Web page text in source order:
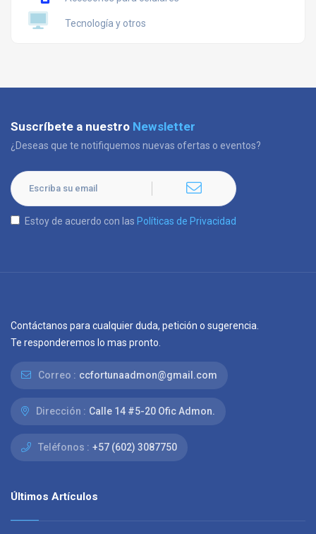
Tecnología y otros
Suscríbete a nuestro Newsletter
¿Deseas que te notifiquemos nuevas ofertas o eventos?
Estoy de acuerdo con las Políticas de Privacidad
Contáctanos para cualquier duda, petición o sugerencia.
Te responderemos lo mas pronto.
Correo : ccfortunaadmon@gmail.com
Dirección : Calle 14 #5-20 Ofic Admon.
Teléfonos : +57 (602) 3087750
Últimos Artículos